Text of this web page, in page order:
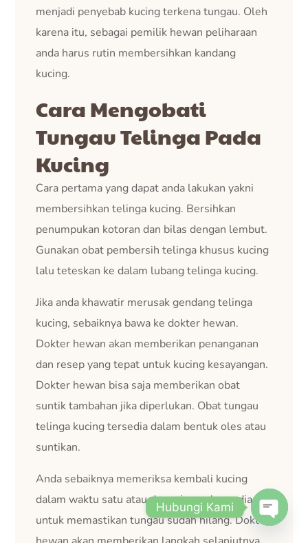
menjadi penyebab kucing terkena tungau. Oleh
karena itu, sebagai pemilik hewan peliharaan
anda harus rutin membersihkan kandang
kucing.
Cara Mengobati
Tungau Telinga Pada
Kucing
Cara pertama yang dapat anda lakukan yakni
membersihkan telinga kucing. Bersihkan
penumpukan kotoran dan bilas dengan lembut.
Gunakan obat pembersih telinga khusus kucing
lalu teteskan ke dalam lubang telinga kucing.
Jika anda khawatir merusak gendang telinga
kucing, sebaiknya bawa ke dokter hewan.
Dokter hewan akan memberikan penanganan
dan resep yang tepat untuk kucing kesayangan.
Dokter hewan bisa saja memberikan obat
suntik tambahan jika diperlukan. Obat tungau
telinga kucing tersedia dalam bentuk oles atau
suntikan.
Anda sebaiknya memeriksa kembali kucing
dalam waktu satu atau dua minggu kemudian
untuk memastikan tungau sudah hilang. Dokter
Hubungi Kami